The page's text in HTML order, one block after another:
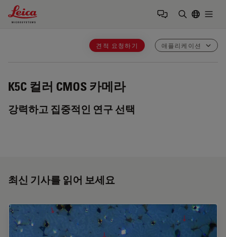
Leica Microsystems Logo
견적 요청하기 애플리케이션
K5C 컬러 CMOS 카메라
강력하고 집중적인 연구 선택
최신 기사를 읽어 보세요